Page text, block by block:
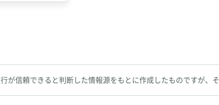
が信頼できると判断した情報源をもとに作成したものですが